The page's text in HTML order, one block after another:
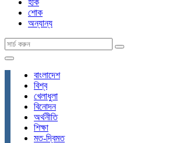
শোক
অন্যান্য
বাংলাদেশ
বিশ্ব
খেলাধুলা
বিনোদন
অর্থনীতি
শিক্ষা
মত-দ্বিমত